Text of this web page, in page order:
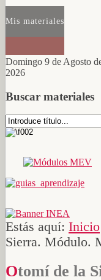
Mis materiales
Domingo 9 de Agosto
2026
Buscar materiales
Estás aquí: Inicio
Sierra. Módulo.
Otomí de la